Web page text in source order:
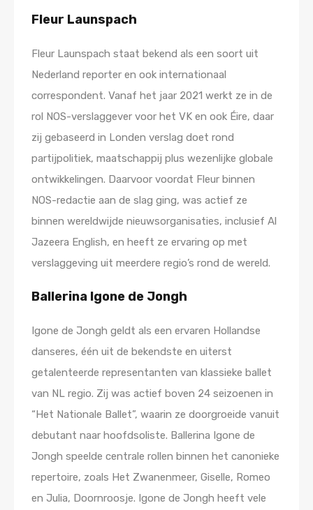
Fleur Launspach
Fleur Launspach staat bekend als een soort uit
Nederland reporter en ook internationaal
correspondent. Vanaf het jaar 2021 werkt ze in de
rol NOS-verslaggever voor het VK en ook Éire, daar
zij gebaseerd in Londen verslag doet rond
partijpolitiek, maatschappij plus wezenlijke globale
ontwikkelingen. Daarvoor voordat Fleur binnen
NOS-redactie aan de slag ging, was actief ze
binnen wereldwijde nieuwsorganisaties, inclusief Al
Jazeera English, en heeft ze ervaring op met
verslaggeving uit meerdere regio’s rond de wereld.
Ballerina Igone de Jongh
Igone de Jongh geldt als een ervaren Hollandse
danseres, één uit de bekendste en uiterst
getalenteerde representanten van klassieke ballet
van NL regio. Zij was actief boven 24 seizoenen in
“Het Nationale Ballet”, waarin ze doorgroeide vanuit
debutant naar hoofdsoliste. Ballerina Igone de
Jongh speelde centrale rollen binnen het canonieke
repertoire, zoals Het Zwanenmeer, Giselle, Romeo
en Julia, Doornroosje. Igone de Jongh heeft vele